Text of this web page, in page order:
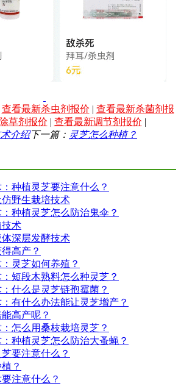
查看最新杀虫剂报价 | 查看最新杀菌剂报
草剂报价 | 查看最新调节剂报价 |
介绍下一篇： 灵芝怎么种植？
种植灵芝要注意什么？
野生栽培技术
种植灵芝怎么防治鬼伞？
术
深层发酵技术
高产？
灵芝如何养殖？
短段木熟料怎么种灵芝？
什么是灵芝链孢霉菌？
有什么办法能让灵芝增产？
高产呢？
怎么用桑枝栽培灵芝？
种植灵芝怎么防治大蚤蝇？
要注意什么？
？
注意什么？